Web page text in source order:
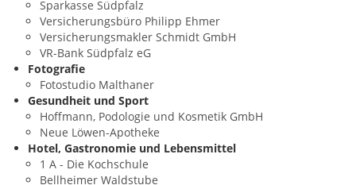
Sparkasse Südpfalz
Versicherungsbüro Philipp Ehmer
Versicherungsmakler Schmidt GmbH
VR-Bank Südpfalz eG
Fotografie
Fotostudio Malthaner
Gesundheit und Sport
Hoffmann, Podologie und Kosmetik GmbH
Neue Löwen-Apotheke
Hotel, Gastronomie und Lebensmittel
1 A - Die Kochschule
Bellheimer Waldstube